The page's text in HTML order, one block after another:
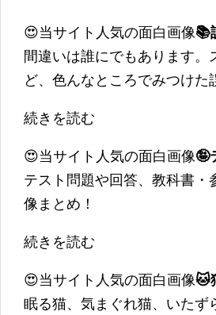
😍当サイト人気の面白画像📚
間違いは誰にでもあります
ど、色んなところでみつけ
続きを読む
😍当サイト人気の面白画像🤪
テスト問題や回答、教科書
像まとめ！
続きを読む
😍当サイト人気の面白画像🐱
眠る猫、気まぐれ猫、いたず